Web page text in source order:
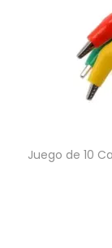
Juego de 10